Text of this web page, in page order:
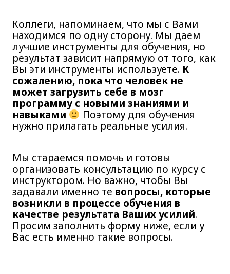
Коллеги, напоминаем, что мы с Вами
находимся по одну сторону. Мы даем
лучшие инструменты для обучения, но
результат зависит напрямую от того, как
Вы эти инструменты используете. К
сожалению, пока что человек не
может загрузить себе в мозг
программу с новыми знаниями и
навыками
Поэтому для обучения
нужно прилагать реальные усилия.
Мы стараемся помочь и готовы
организовать консультацию по курсу с
инструктором. Но важно, чтобы Вы
задавали именно те вопросы, которые
возникли в процессе обучения в
качестве результата Ваших усилий.
Просим заполнить форму ниже, если у
Вас есть именно такие вопросы.